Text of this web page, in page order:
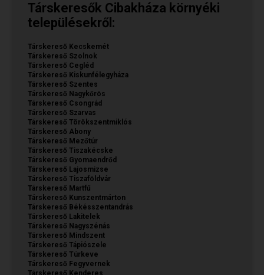
Társkeresők Cibakháza környéki
településekről:
Társkereső Kecskemét
Társkereső Szolnok
Társkereső Cegléd
Társkereső Kiskunfélegyháza
Társkereső Szentes
Társkereső Nagykőrös
Társkereső Csongrád
Társkereső Szarvas
Társkereső Törökszentmiklós
Társkereső Abony
Társkereső Mezőtúr
Társkereső Tiszakécske
Társkereső Gyomaendrőd
Társkereső Lajosmizse
Társkereső Tiszaföldvár
Társkereső Martfű
Társkereső Kunszentmárton
Társkereső Békésszentandrás
Társkereső Lakitelek
Társkereső Nagyszénás
Társkereső Mindszent
Társkereső Tápiószele
Társkereső Túrkeve
Társkereső Fegyvernek
Társkereső Kenderes